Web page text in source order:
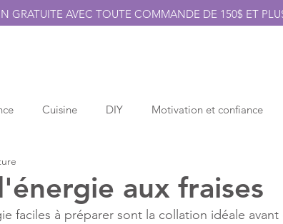
GRATUITE AVEC TOUTE COMMANDE DE 150$ ET
Cuisine DIY Motivation et confiance
aux fraises
faciles à préparer sont la collation idéale